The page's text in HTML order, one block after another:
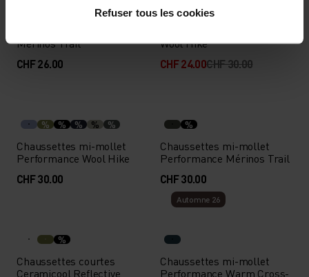
Refuser tous les cookies
Mérinos Trail
CHF 26.00
% % %
Wool Hike
CHF 24.00CHF 30.00
% % % % %
Chaussettes mi-mollet
Performance Wool Hike
CHF 30.00
%
Chaussettes mi-mollet
Performance Mérinos Trail
CHF 30.00
%
Chaussettes courtes
Ceramicool Reflective
Automne 26
Chaussettes mi-mollet
Performance Warm Cross-